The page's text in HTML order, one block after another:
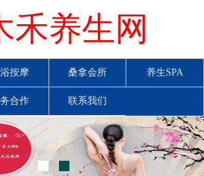
禾养生网
按摩 桑拿会所 养生SPA
合作 联系我们